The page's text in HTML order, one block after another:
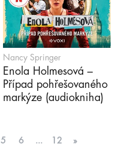
Nancy Springer
Enola Holmesová –
Případ pohřešovaného
markýze (audiokniha)
5 6 12 »